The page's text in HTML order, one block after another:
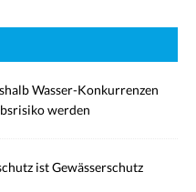
Wasser-Konkurrenzen
werden
ist Gewässerschutz